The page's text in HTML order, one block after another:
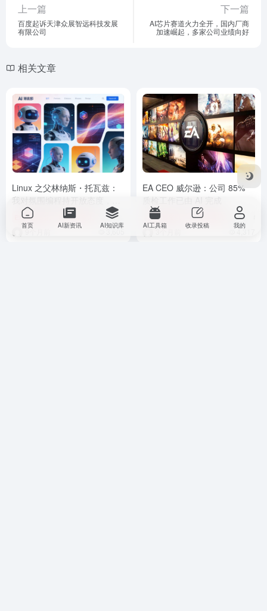
上一篇
百度起诉天津众展智远科技发展
有限公司
下一篇
AI芯片赛道火力全开，国内厂商
加速崛起，多家公司业绩向好
相关文章
Linux 之父林纳斯・托瓦兹：
我对氛围编程持开放态度，别
在正式场合用就行
AI 新资讯 行业资讯 # Linux # 人工智能 # 林纳斯·托瓦兹
9个月前 3,605
EA CEO 威尔逊：公司 85%
质检工作已由 AI 完成
AI 新资讯 行业资讯 # EA
3个月前 4,317
首页 AI新资讯 AI知识库 AI工具箱 收录投稿 我的